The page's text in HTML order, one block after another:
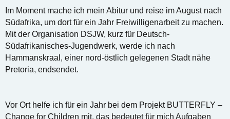
Im Moment mache ich mein Abitur und reise im August nach
Südafrika, um dort für ein Jahr Freiwilligenarbeit zu machen.
Mit der Organisation DSJW, kurz für Deutsch-
Südafrikanisches-Jugendwerk, werde ich nach
Hammanskraal, einer nord-östlich gelegenen Stadt nähe
Pretoria, endsendet.
Vor Ort helfe ich für ein Jahr bei dem Projekt BUTTERFLY –
Change for Children mit, das bedeutet für mich Aufgaben